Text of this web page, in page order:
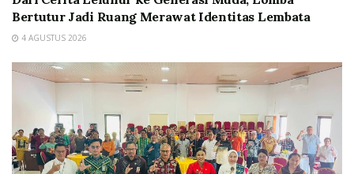
Bertutur Jadi Ruang Merawat Identitas Lembata
4 AGUSTUS 2026